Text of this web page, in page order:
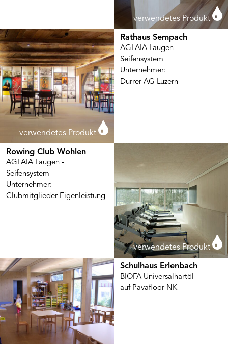
verwendetes Produkt
verwendetes Produkt
Rathaus Sempach
AGLAIA Laugen -
Seifensystem
Unternehmer:
Durrer AG Luzern
verwendetes Produkt
Rowing Club Wohlen
AGLAIA Laugen -
Seifensystem
Unternehmer:
Clubmitglieder Eigenleistung
Schulhaus Erlenbach
BIOFA Universalhartöl
auf Pavafloor-NK